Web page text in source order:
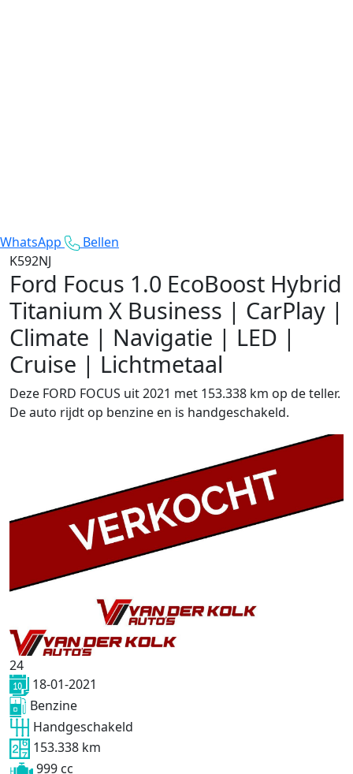
WhatsApp
Bellen
K592NJ
Ford Focus 1.0 EcoBoost Hybrid
Titanium X Business | CarPlay |
Climate | Navigatie | LED |
Cruise | Lichtmetaal
Deze FORD FOCUS uit 2021 met 153.338 km op de teller.
De auto rijdt op benzine en is handgeschakeld.
24
18-01-2021
Benzine
Handgeschakeld
153.338 km
999 cc